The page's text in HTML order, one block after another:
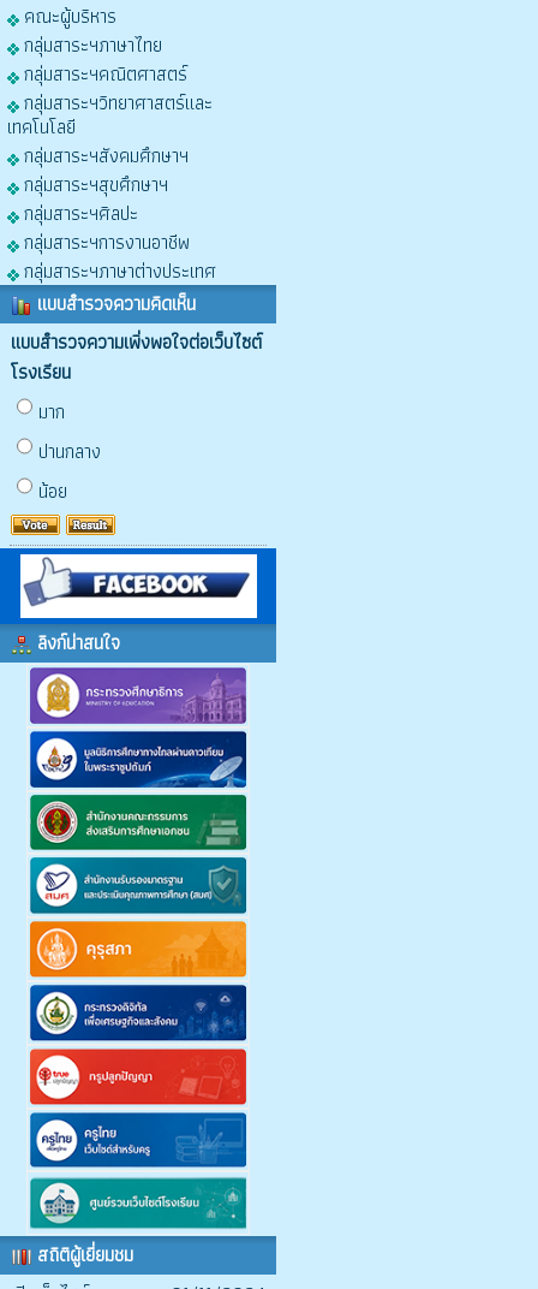
คณะผู้บริหาร
กลุ่มสาระฯภาษาไทย
กลุ่มสาระฯคณิตศาสตร์
กลุ่มสาระฯวิทยาศาสตร์และ
เทคโนโลยี
กลุ่มสาระฯสังคมศึกษาฯ
กลุ่มสาระฯสุขศึกษาฯ
กลุ่มสาระฯศิลปะ
กลุ่มสาระฯการงานอาชีพ
กลุ่มสาระฯภาษาต่างประเทศ
แบบสำรวจความคิดเห็น
แบบสำรวจความเพิ่งพอใจต่อเว็บไซต์
โรงเรียน
มาก
ปานกลาง
น้อย
ลิงก์น่าสนใจ
สถิติผู้เยี่ยมชม